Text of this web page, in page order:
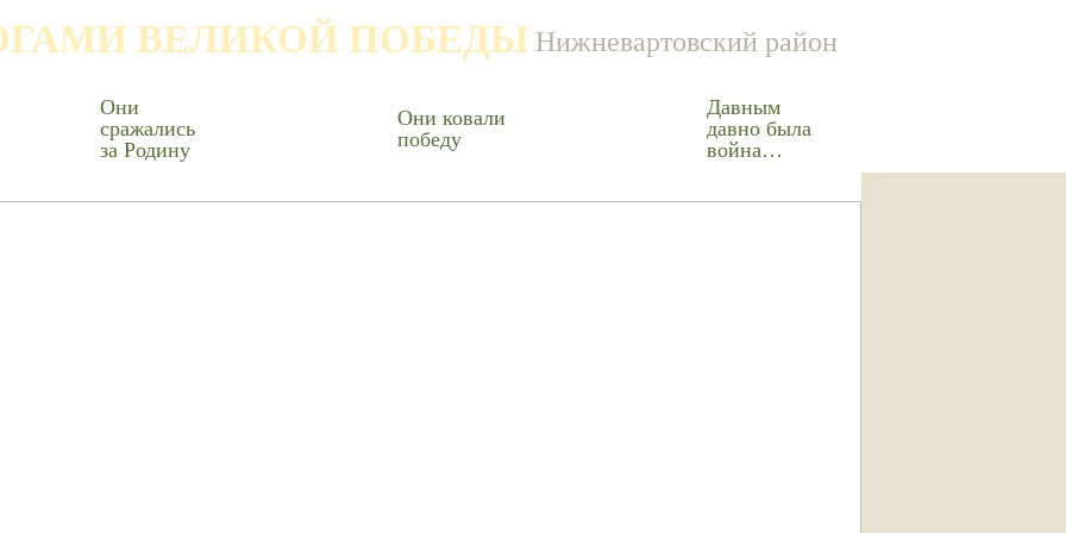
ВЕЛИКОЙ ПОБЕДЫ Нижневартовский район
Они
сражались
за Родину
Они ковали
победу
Давным
давно была
война…